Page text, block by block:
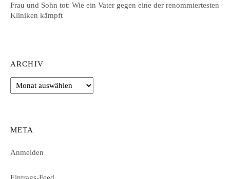
Frau und Sohn tot: Wie ein Vater gegen eine der renommiertesten
Kliniken kämpft
ARCHIV
Archiv
META
Anmelden
Eintrags-Feed